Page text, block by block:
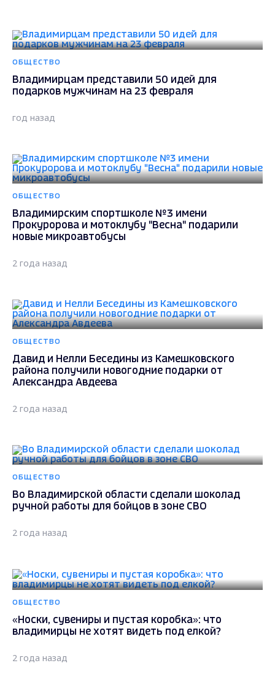
ОБЩЕСТВО
Владимирцам представили 50 идей для
подарков мужчинам на 23 февраля
год назад
ОБЩЕСТВО
Владимирским спортшколе №3 имени
Прокуророва и мотоклубу "Весна" подарили
новые микроавтобусы
2 года назад
ОБЩЕСТВО
Давид и Нелли Беседины из Камешковского
района получили новогодние подарки от
Александра Авдеева
2 года назад
ОБЩЕСТВО
Во Владимирской области сделали шоколад
ручной работы для бойцов в зоне СВО
2 года назад
ОБЩЕСТВО
«Носки, сувениры и пустая коробка»: что
владимирцы не хотят видеть под елкой?
2 года назад